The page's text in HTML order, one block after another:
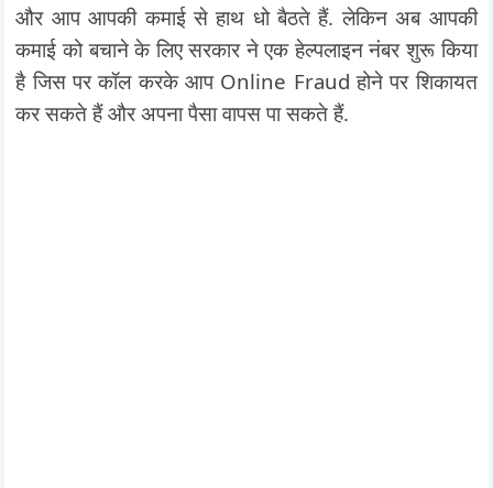
और आप आपकी कमाई से हाथ धो बैठते हैं. लेकिन अब आपकी
कमाई को बचाने के लिए सरकार ने एक हेल्पलाइन नंबर शुरू किया
है जिस पर कॉल करके आप Online Fraud होने पर शिकायत
कर सकते हैं और अपना पैसा वापस पा सकते हैं.